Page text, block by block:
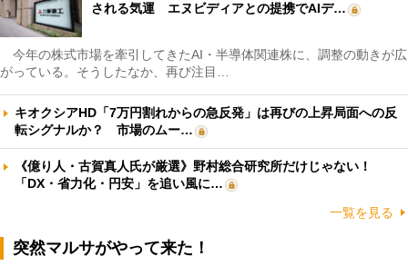
される気運 エヌビディアとの提携でAIデ…
今年の株式市場を牽引してきたAI・半導体関連株に、調整の動きが広
がっている。そうしたなか、再び注目…
キオクシアHD「7万円割れからの急反発」は再びの上昇局面への反
転シグナルか？ 市場のムー…
《億り人・古賀真人氏が厳選》野村総合研究所だけじゃない！
「DX・省力化・円安」を追い風に…
一覧を見る
突然マルサがやって来た！